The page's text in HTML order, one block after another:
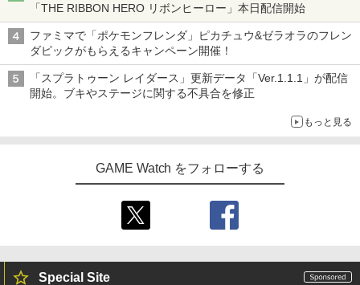
「THE RIBBON HERO リボンヒーロー」本日配信開始
ファミマで「ポケモンフレンダ」ピカチュウ&ゼラオラのフレン
ダピックがもらえるキャンペーン開催！
「スプラトゥーン レイダース」更新データ「Ver.1.1.1」が配信
開始。ブキやステージに関する不具合を修正
もっと見る
GAME Watch をフォローする
Special Site